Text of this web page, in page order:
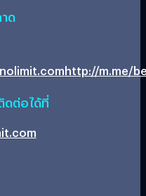
ด
http://m.me/
ดต่อได้ที่